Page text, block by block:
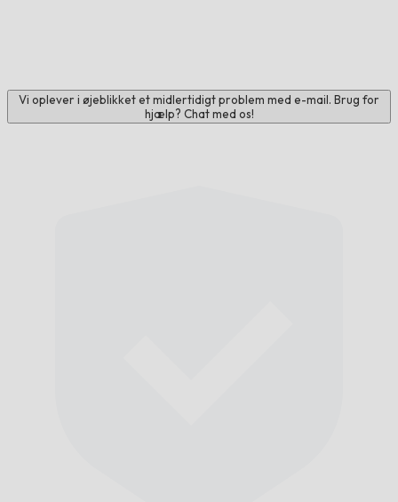
Vi oplever i øjeblikket et midlertidigt problem med e-mail. Brug for
hjælp? Chat med os!